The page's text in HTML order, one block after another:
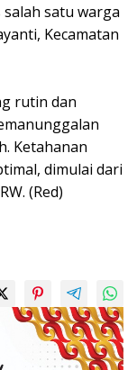
salah satu warga
Kecamatan
rutin dan
Ketahanan
dimulai dari
(Red)